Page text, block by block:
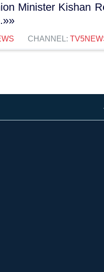
Minister Kishan
CHANNEL: